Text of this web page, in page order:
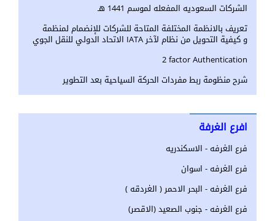
الشركات السعوديه المفعله لموسم 1441 هـ
تعريف بالانظمة المختلفة المتاحة للشركات للإنضمام لمنظمة
الاتحاد الدولي للنقل الجوي IATA و كيفية التحويل من نظام لآخر
2 factor Authentication
شرح منظومة ربط مفردات الحركة السياحية بعد التطوير
افرع الغرفة
فرع الغرفه - الاسكندريه
فرع الغرفه - اسوان
فرع الغرفه - البحر الاحمر ( الغردقه )
فرع الغرفه - جنوب الصعيد (الاقصر)